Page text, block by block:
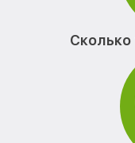
Сколько